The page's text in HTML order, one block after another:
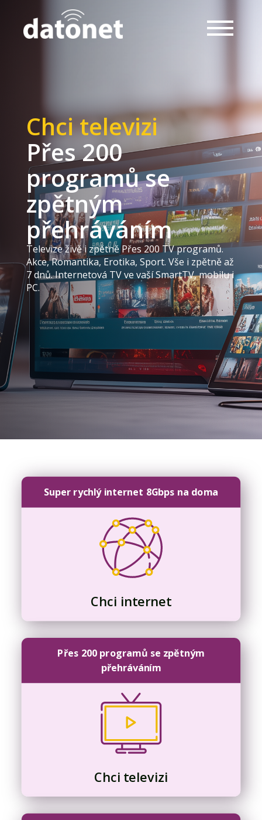
Chci televizi
Přes 200
programů se
zpětným
přehráváním
Televize živě i zpětně Přes 200 TV programů.
Akce, Romantika, Erotika, Sport. Vše i zpětně až
7 dnů. Internetová TV ve vaší SmartTV, mobilu i
PC.
Super rychlý internet 8Gbps na doma
Chci internet
Přes 200 programů se zpětným
přehráváním
Chci televizi